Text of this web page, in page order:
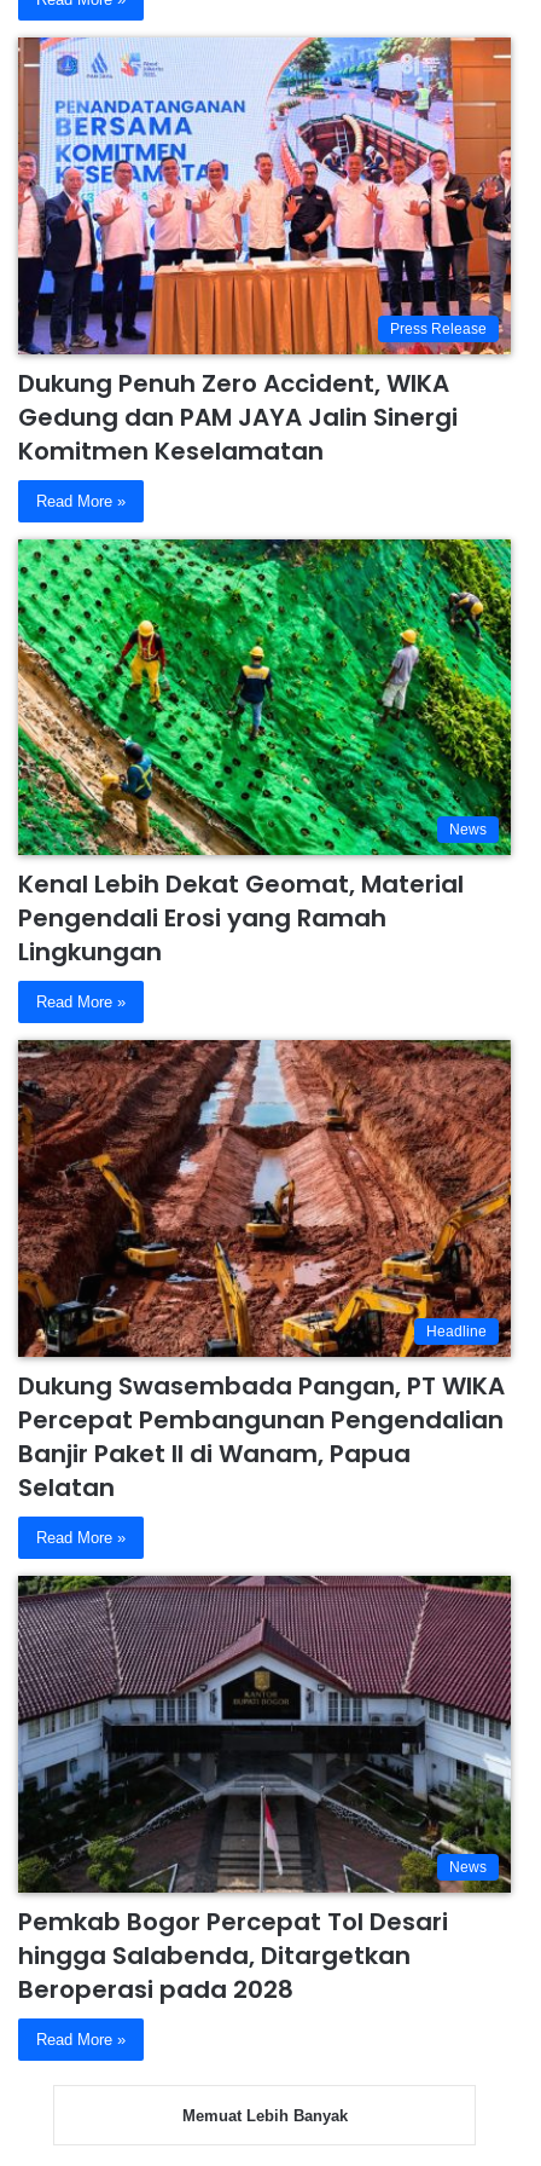
Press Release
Dukung Penuh Zero Accident, WIKA
Gedung dan PAM JAYA Jalin Sinergi
Komitmen Keselamatan
Read More »
News
Kenal Lebih Dekat Geomat, Material
Pengendali Erosi yang Ramah
Lingkungan
Read More »
Headline
Dukung Swasembada Pangan, PT WIKA
Percepat Pembangunan Pengendalian
Banjir Paket II di Wanam, Papua
Selatan
Read More »
News
Pemkab Bogor Percepat Tol Desari
hingga Salabenda, Ditargetkan
Beroperasi pada 2028
Read More »
Memuat Lebih Banyak